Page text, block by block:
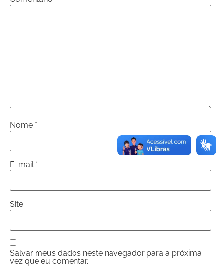
Nome *
E-mail *
Site
Salvar meus dados neste navegador para a próxima
vez que eu comentar.